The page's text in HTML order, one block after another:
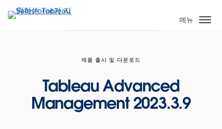
요
메뉴
제품 출시 및 다운로드
Tableau Advanced
Management 2023.3.9